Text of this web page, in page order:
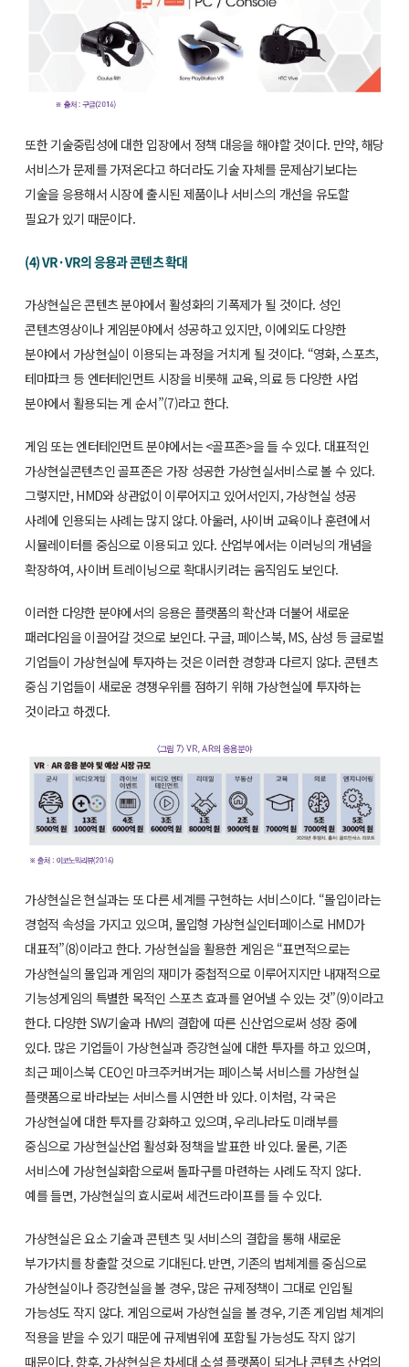
또한 기술중립성에 대한 입장에서 정책 대응을 해야할 것이다. 만약, 해당
서비스가 문제를 가져온다고 하더라도 기술 자체를 문제삼기보다는
기술을 응용해서 시장에 출시된 제품이나 서비스의 개선을 유도할
필요가 있기 때문이다.
(4) VR·VR의 응용과 콘텐츠 확대
가상현실은 콘텐츠 분야에서 활성화의 기폭제가 될 것이다. 성인
콘텐츠영상이나 게임분야에서 성공하고 있지만, 이에외도 다양한
분야에서 가상현실이 이용되는 과정을 거치게 될 것이다. “영화, 스포츠,
테마파크 등 엔터테인먼트 시장을 비롯해 교육, 의료 등 다양한 사업
분야에서 활용되는 게 순서”(7)라고 한다.
게임 또는 엔터테인먼트 분야에서는 <골프존>을 들 수 있다. 대표적인
가상현실콘텐츠인 골프존은 가장 성공한 가상현실서비스로 볼 수 있다.
그렇지만, HMD와 상관없이 이루어지고 있어서인지, 가상현실 성공
사례에 인용되는 사례는 많지 않다. 아울러, 사이버 교육이나 훈련에서
시뮬레이터를 중심으로 이용되고 있다. 산업부에서는 이러닝의 개념을
확장하여, 사이버 트레이닝으로 확대시키려는 움직임도 보인다.
이러한 다양한 분야에서의 응용은 플랫폼의 확산과 더불어 새로운
패러다임을 이끌어갈 것으로 보인다. 구글, 페이스북, MS, 삼성 등 글로벌
기업들이 가상현실에 투자하는 것은 이러한 경향과 다르지 않다. 콘텐츠
중심 기업들이 새로운 경쟁우위를 점하기 위해 가상현실에 투자하는
것이라고 하겠다.
가상현실은 현실과는 또 다른 세계를 구현하는 서비스이다. “몰입이라는
경험적 속성을 가지고 있으며, 몰입형 가상현실인터페이스로 HMD가
대표적”(8)이라고 한다. 가상현실을 활용한 게임은 “표면적으로는
가상현실의 몰입과 게임의 재미가 중첩적으로 이루어지지만 내재적으로
기능성게임의 특별한 목적인 스포츠 효과를 얻어낼 수 있는 것”(9)이라고
한다. 다양한 SW기술과 HW의 결합에 따른 신산업으로써 성장 중에
있다. 많은 기업들이 가상현실과 증강현실에 대한 투자를 하고 있으며,
최근 페이스북 CEO인 마크주커버거는 페이스북 서비스를 가상현실
플랫폼으로 바라보는 서비스를 시연한 바 있다. 이처럼, 각 국은
가상현실에 대한 투자를 강화하고 있으며, 우리나라도 미래부를
중심으로 가상현실산업 활성화 정책을 발표한 바 있다. 물론, 기존
서비스에 가상현실화함으로써 돌파구를 마련하는 사례도 작지 않다.
예를 들면, 가상현실의 효시로써 세컨드라이프를 들 수 있다.
가상현실은 요소 기술과 콘텐츠 및 서비스의 결합을 통해 새로운
부가가치를 창출할 것으로 기대된다. 반면, 기존의 법체계를 중심으로
가상현실이나 증강현실을 볼 경우, 많은 규제정책이 그대로 인입될
가능성도 작지 않다. 게임으로써 가상현실을 볼 경우, 기존 게임법 체계의
적용을 받을 수 있기 때문에 규제범위에 포함될 가능성도 작지 않기
때문이다. 향후, 가상현실은 차세대 소셜 플랫폼이 되거나 콘텐츠 산업의